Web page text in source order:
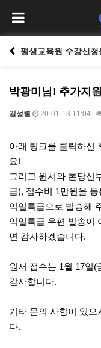
평생교육원 수강신청
박광미님! 추가지
김성렬 20-01-13 11:04
본문
아래 링크를 클릭하신
요!
그리고 원서와 본당신
급), 접수비 1만원을 동
익일특급으로 발송해
익일특급 우편 발송이
면 감사하겠습니다.
원서 접수는 1월 17일(
감사합니다.
기타 문의 사항이 있으
다.